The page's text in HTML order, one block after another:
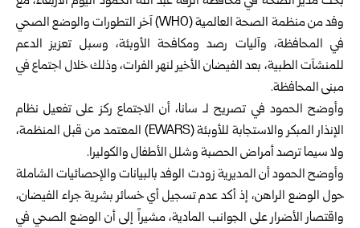
وفد من منظمة الصحة العالمية‎ ‌‎(WHO) ‎آخر التطورات والوضع الصحي
في المحافظة، ‏وآليات رصد ومكافحة الأوبئة، وسبل تعزيز الدعم
‏للمنشآت الطبية، بعد الفيضان الأخير لنهر الفرات، وذلك ‏خلال اجتماع في
مبنى المحافظة.‎
وأوضح الحمود في تصريح لـ سانا، أن الاجتماع ركز ‏على تفعيل نظام
الإنذار المبكر والاستجابة للأوبئة‎ ‌‎(EWARS) ‎المعتمد من قبل المنظمة،
ولا سيما ترصد ‏أمراض الحصبة وشلل الأطفال والكوليرا‎.‎
وأوضح الحمود أن المديرية زودت الوفد بالبيانات ‏والإحصائيات الشاملة
حول الوضع الراهن، إذ أكد عدم ‏تسجيل أي خسائر بشرية جراء الفيضان،
واقتصار ‏الأضرار على الجوانب المادية، مشيراً إلى أن الوضع ‏الصحي في